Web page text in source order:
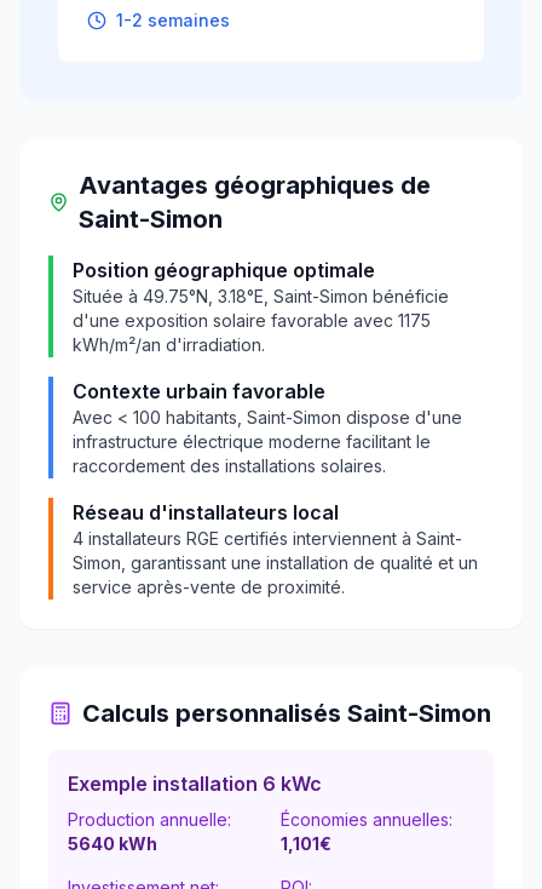
1-2 semaines
Avantages géographiques de
Saint-Simon
Position géographique optimale
Située à 49.75°N, 3.18°E, Saint-Simon bénéficie
d'une exposition solaire favorable avec 1175
kWh/m²/an d'irradiation.
Contexte urbain favorable
Avec < 100 habitants, Saint-Simon dispose d'une
infrastructure électrique moderne facilitant le
raccordement des installations solaires.
Réseau d'installateurs local
4 installateurs RGE certifiés interviennent à Saint-
Simon , garantissant une installation de qualité et un
service après-vente de proximité.
Calculs personnalisés Saint-Simon
Exemple installation 6 kWc
Production annuelle:
5640 kWh
Économies annuelles:
1,101€